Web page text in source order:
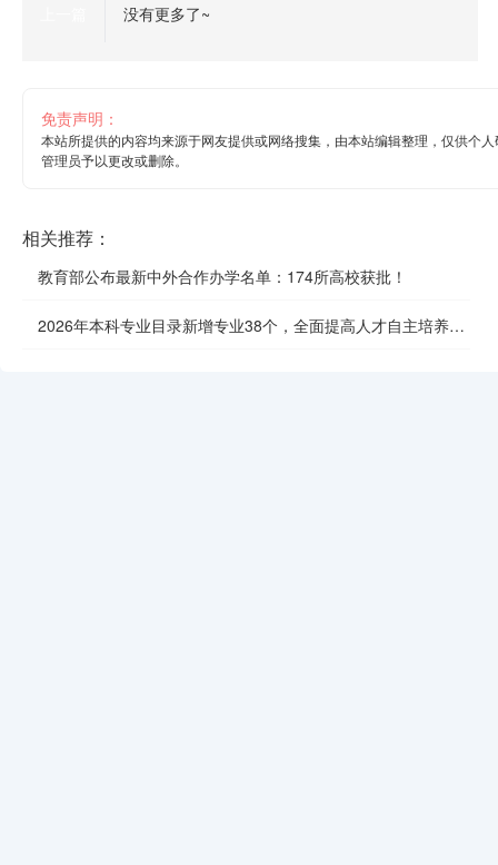
没有更多了~
免责声明：
本站所提供的内容均来源于网友提供或网络搜集，由本站编辑整理，仅供个
管理员予以更改或删除。
相关推荐：
教育部公布最新中外合作办学名单：174所高校获批！
2026年本科专业目录新增专业38个，全面提高人才自主培养质